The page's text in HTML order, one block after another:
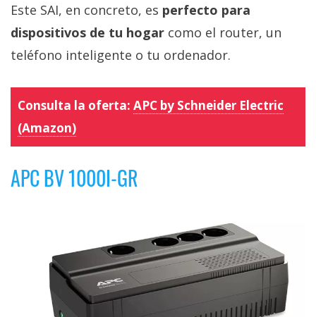
Este SAI, en concreto, es perfecto para
dispositivos de tu hogar como el router, un
teléfono inteligente o tu ordenador.
Consulta la oferta: APC by Schneider Electric
(Amazon)
APC BV 1000I-GR